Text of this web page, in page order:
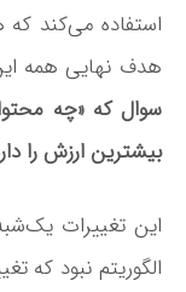
استفاده می‌کند
هدف نهایی همه
سوال که «چه
بیشترین ارزش را
این تغییرات
الگوریتم نبود که